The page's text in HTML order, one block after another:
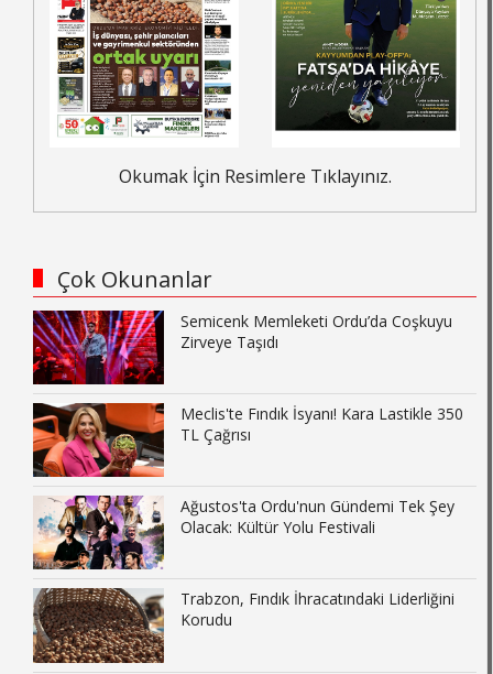
Okumak İçin Resimlere Tıklayınız.
Çok Okunanlar
Semicenk Memleketi Ordu’da Coşkuyu
Zirveye Taşıdı
Meclis'te Fındık İsyanı! Kara Lastikle 350
TL Çağrısı
Ağustos'ta Ordu'nun Gündemi Tek Şey
Olacak: Kültür Yolu Festivali
Trabzon, Fındık İhracatındaki Liderliğini
Korudu